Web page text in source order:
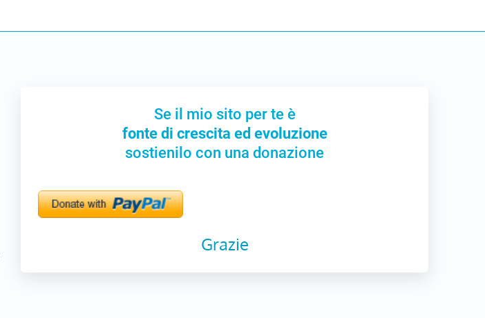
Se il mio sito per te è
fonte di crescita ed evoluzione
sostienilo con una donazione
Grazie